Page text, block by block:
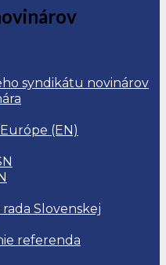
syndikátu novinárov
(EN)
Slovenskej
referenda